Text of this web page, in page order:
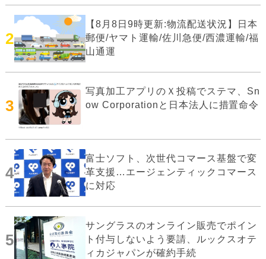
2
【8月8日9時更新:物流配送状況】日本
郵便/ヤマト運輸/佐川急便/西濃運輸/福
山通運
3
写真加工アプリのＸ投稿でステマ、Sn
ow Corporationと日本法人に措置命令
4
富士ソフト、次世代コマース基盤で変
革支援…エージェンティックコマース
に対応
5
サングラスのオンライン販売でポイン
ト付与しないよう要請、ルックスオテ
ィカジャパンが確約手続